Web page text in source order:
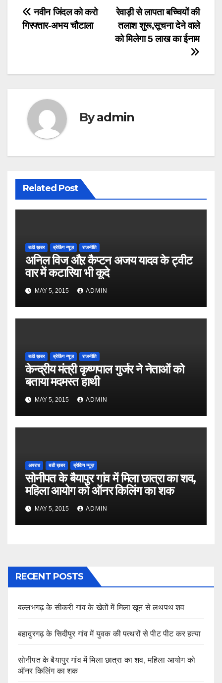
Post
रेवाड़ी से लापता बच्चियों की
तलाश शुरू,सूचना देने वाले
को मिलेगा 5 लाख का ईनाम
नवीन जिंदल को करो
गिरफ्तार-अभय चौटाला
Byadmin
Related Post
बडी ख़बर ब्रेकिंग न्यूज़ राजनीति
अनिल विज औऱ कैप्टन अजय यादव के ट्वीट
वार में कटारिया भी कूदे
MAY 5, 2015 ADMIN
बडी ख़बर ब्रेकिंग न्यूज़ राजनीति
केन्द्रीय मंत्री कृष्णपाल गुर्जर ने नेताओं को
बताया मदमस्त हाथी
MAY 5, 2015 ADMIN
अपराध बडी ख़बर ब्रेकिंग न्यूज़
सोनीपत के बैयापुर गांव में मिला छात्रा का शव,
महिला आयोग को ऑनर किलिंग का शक
MAY 5, 2015 ADMIN
RECENT POSTS
बल्लभगढ़ के सीकरी गांव के खेतों में मिला खून से लथपथ शव
बहादुरगढ़ के सिदीपुर गांव में युवक की पत्थरों से पीट पीट कर हत्या
सोनीपत के बैयापुर गांव में मिला छात्रा का शव, महिला आयोग को
ऑनर किलिंग का शक